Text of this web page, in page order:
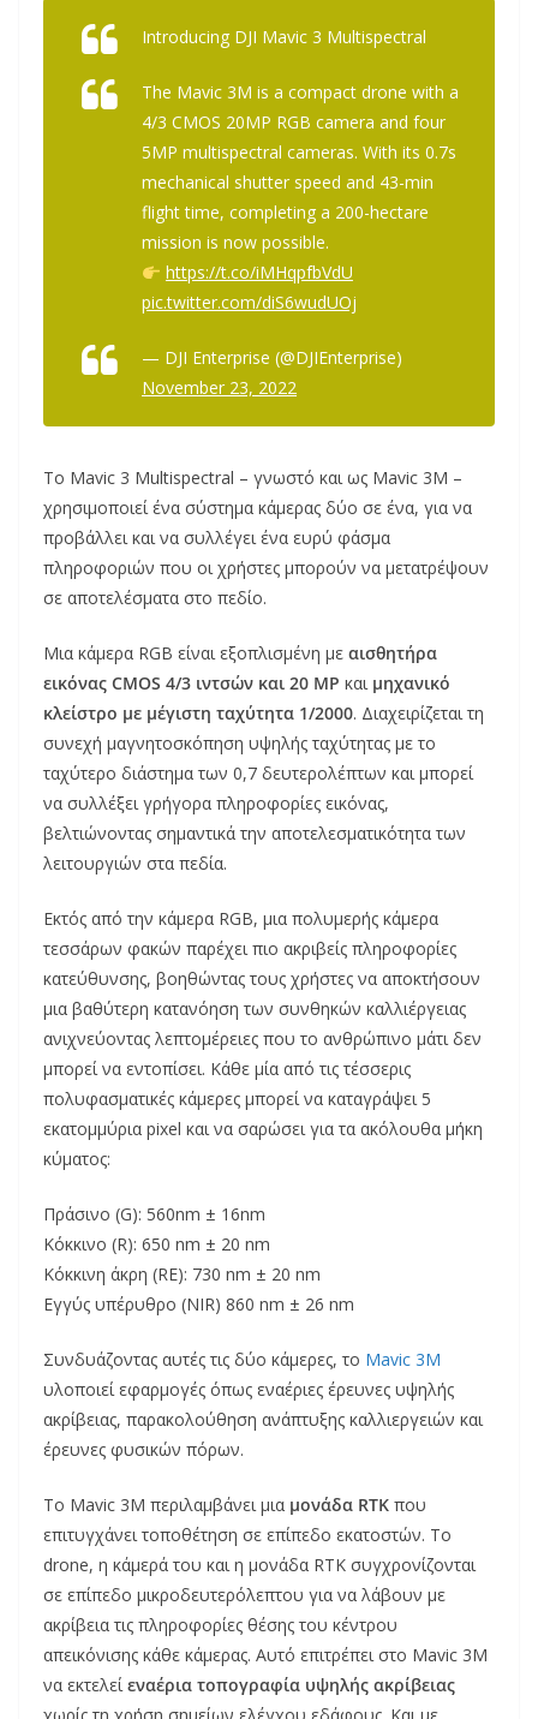
Introducing DJI Mavic 3 Multispectral
The Mavic 3M is a compact drone with a
4/3 CMOS 20MP RGB camera and four
5MP multispectral cameras. With its 0.7s
mechanical shutter speed and 43-min
flight time, completing a 200-hectare
mission is now possible.
https://t.co/iMHqpfbVdU
pic.twitter.com/diS6wudUOj
— DJI Enterprise (@DJIEnterprise)
November 23, 2022
Το Mavic 3 Multispectral – γνωστό και ως Mavic 3M –
χρησιμοποιεί ένα σύστημα κάμερας δύο σε ένα, για να
προβάλλει και να συλλέγει ένα ευρύ φάσμα
πληροφοριών που οι χρήστες μπορούν να μετατρέψουν
σε αποτελέσματα στο πεδίο.
Μια κάμερα RGB είναι εξοπλισμένη με αισθητήρα
εικόνας CMOS 4/3 ιντσών και 20 MP και μηχανικό
κλείστρο με μέγιστη ταχύτητα 1/2000. Διαχειρίζεται τη
συνεχή μαγνητοσκόπηση υψηλής ταχύτητας με το
ταχύτερο διάστημα των 0,7 δευτερολέπτων και μπορεί
να συλλέξει γρήγορα πληροφορίες εικόνας,
βελτιώνοντας σημαντικά την αποτελεσματικότητα των
λειτουργιών στα πεδία.
Εκτός από την κάμερα RGB, μια πολυμερής κάμερα
τεσσάρων φακών παρέχει πιο ακριβείς πληροφορίες
κατεύθυνσης, βοηθώντας τους χρήστες να αποκτήσουν
μια βαθύτερη κατανόηση των συνθηκών καλλιέργειας
ανιχνεύοντας λεπτομέρειες που το ανθρώπινο μάτι δεν
μπορεί να εντοπίσει. Κάθε μία από τις τέσσερις
πολυφασματικές κάμερες μπορεί να καταγράψει 5
εκατομμύρια pixel και να σαρώσει για τα ακόλουθα μήκη
κύματος:
Πράσινο (G): 560nm ± 16nm
Κόκκινο (R): 650 nm ± 20 nm
Κόκκινη άκρη (RE): 730 nm ± 20 nm
Εγγύς υπέρυθρο (NIR) 860 nm ± 26 nm
Συνδυάζοντας αυτές τις δύο κάμερες, το Mavic 3M
υλοποιεί εφαρμογές όπως εναέριες έρευνες υψηλής
ακρίβειας, παρακολούθηση ανάπτυξης καλλιεργειών και
έρευνες φυσικών πόρων.
Το Mavic 3M περιλαμβάνει μια μονάδα RTK που
επιτυγχάνει τοποθέτηση σε επίπεδο εκατοστών. Το
drone, η κάμερά του και η μονάδα RTK συγχρονίζονται
σε επίπεδο μικροδευτερόλεπτου για να λάβουν με
ακρίβεια τις πληροφορίες θέσης του κέντρου
απεικόνισης κάθε κάμερας. Αυτό επιτρέπει στο Mavic 3M
να εκτελείεναέρια τοπογραφία υψηλής ακρίβειας